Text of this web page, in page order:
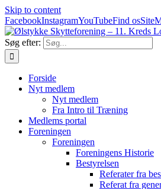
Skip to content
FacebookInstagramYouTubeFind os
Søg efter:
Forside
Nyt medlem
Nyt medlem
Fra Intro til Træning
Medlems portal
Foreningen
Foreningen
Foreningens Historie
Bestyrelsen
Referater fra
Referat fra